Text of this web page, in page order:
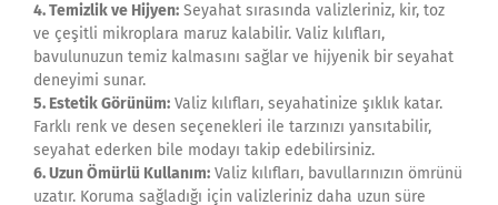
4. Temizlik ve Hijyen: Seyahat sırasında valizleriniz, kir, toz
ve çeşitli mikroplara maruz kalabilir. Valiz kılıfları,
bavulunuzun temiz kalmasını sağlar ve hijyenik bir seyahat
deneyimi sunar.
5. Estetik Görünüm: Valiz kılıfları, seyahatinize şıklık katar.
Farklı renk ve desen seçenekleri ile tarzınızı yansıtabilir,
seyahat ederken bile modayı takip edebilirsiniz.
6. Uzun Ömürlü Kullanım: Valiz kılıfları, bavullarınızın ömrünü
uzatır. Koruma sağladığı için valizleriniz daha uzun süre